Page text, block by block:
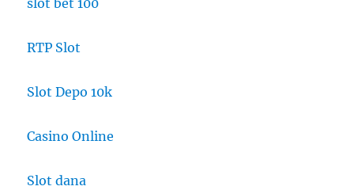
slot bet 100
RTP Slot
Slot Depo 10k
Casino Online
Slot dana